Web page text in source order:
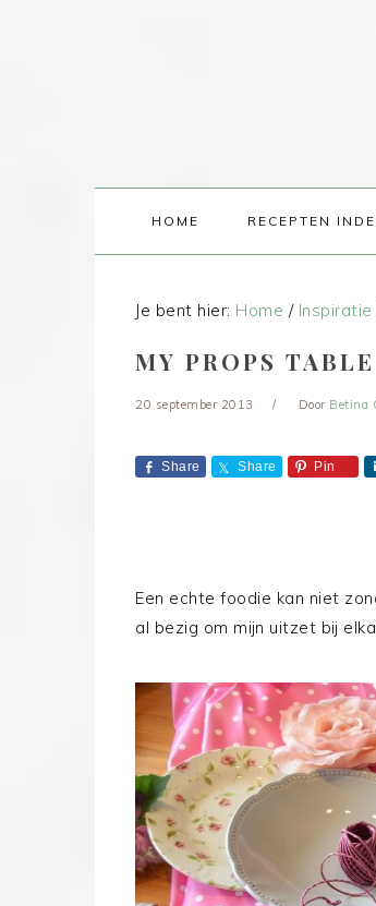
HOME RECEPTEN
Je bent hier: Home / Inspiratie
MY PROPS
20 september 2013 Door Betina
Share Share Pin
Een echte foodie kan niet
al bezig om mijn uitzet bij